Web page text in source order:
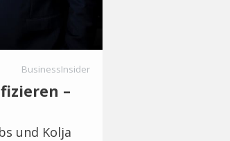
BusinessInsider
–
und Kolja